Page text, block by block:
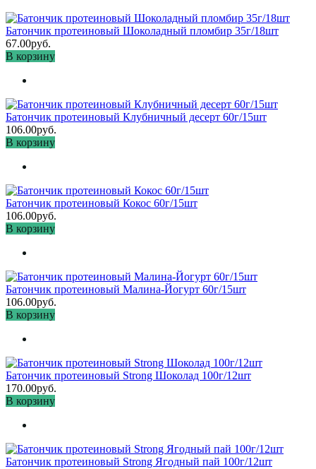
Батончик протеиновый Шоколадный пломбир 35г/18шт
67.00руб.
В корзину
Батончик протеиновый Клубничный десерт 60г/15шт
106.00руб.
В корзину
Батончик протеиновый Кокос 60г/15шт
106.00руб.
В корзину
Батончик протеиновый Малина-Йогурт 60г/15шт
106.00руб.
В корзину
Батончик протеиновый Strong Шоколад 100г/12шт
170.00руб.
В корзину
Батончик протеиновый Strong Ягодный пай 100г/12шт